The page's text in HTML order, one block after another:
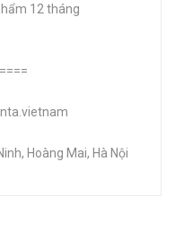
12 tháng
Hoàng Mai, Hà Nội